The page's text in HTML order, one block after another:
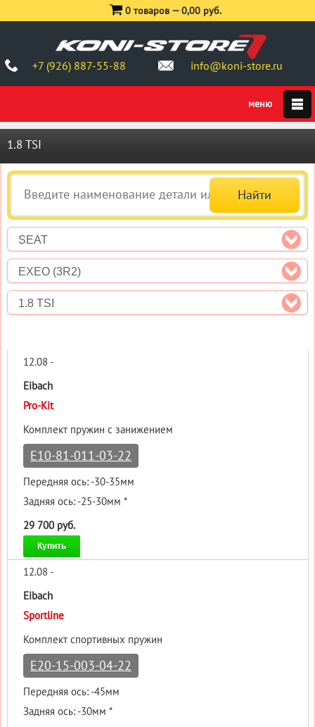
+7 (926) 887-55-88 info@koni-store.ru
0 товаров —0,00 руб.
1.8 TSI
SEAT
EXEO (3R2)
1.8 TSI
12.08 -
Eibach
Pro-Kit
Комплект пружин с занижением
E10-81-011-03-22
Передняя ось: -30-35мм
Задняя ось: -25-30мм *
29 700 руб.
Купить
12.08 -
Eibach
Sportline
Комплект спортивных пружин
E20-15-003-04-22
Передняя ось: -45мм
Задняя ось: -30мм *